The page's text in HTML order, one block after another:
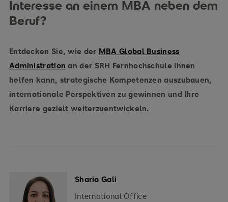
Interesse an einem MBA neben dem
Beruf?
Entdecken Sie, wie der MBA Global Business
Administration an der SRH Fernhochschule Ihnen
helfen kann, strategische Kompetenzen auszubauen,
internationale Perspektiven zu gewinnen und Ihre
Karriere gezielt weiterzuentwickeln.
Sharia Gali
International Office